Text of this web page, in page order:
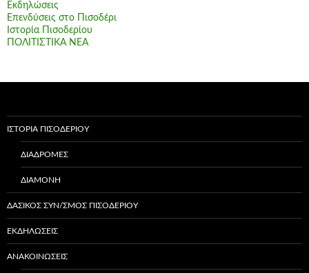
Εκδηλώσεις
Επενδύσεις στο Πισοδέρι
Ιστορία Πισοδερίου
ΠΟΛΙΤΙΣΤΙΚΑ ΝΕΑ
ΙΣΤΟΡΊΑ ΠΙΣΟΔΕΡΊΟΥ
ΔΙΑΔΡΟΜΈΣ
ΔΙΑΜΟΝΉ
ΔΑΣΙΚΌΣ ΣΥΝ/ΣΜΌΣ ΠΙΣΟΔΕΡΊΟΥ
ΕΚΔΗΛΏΣΕΙΣ
ΑΝΑΚΟΙΝΏΣΕΙΣ